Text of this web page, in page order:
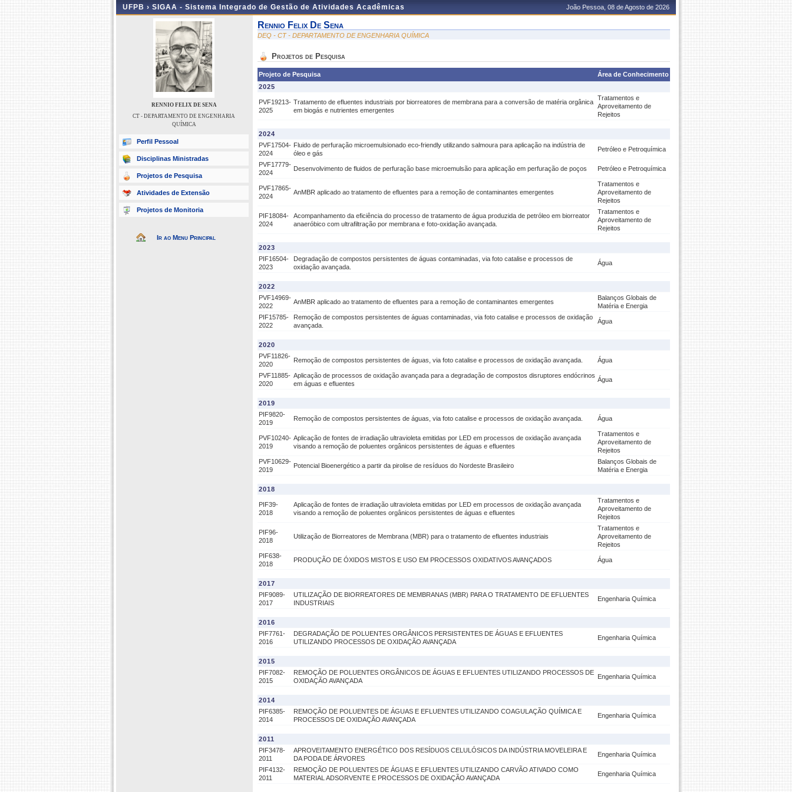
UFPB › SIGAA - Sistema Integrado de Gestão de Atividades Acadêmicas João Pessoa, 08 de Agosto de 2026
RENNIO FELIX DE SENA
CT - DEPARTAMENTO DE ENGENHARIA
QUÍMICA
Perfil Pessoal
Disciplinas Ministradas
Projetos de Pesquisa
Atividades de Extensão
Projetos de Monitoria
Ir ao Menu Principal
Rennio Felix De Sena
DEQ - CT - DEPARTAMENTO DE ENGENHARIA QUÍMICA
Projetos de Pesquisa
Projeto de Pesquisa
Área de Conhecimento
2025
PVF19213-
2025
Tratamento de efluentes industriais por biorreatores de membrana para a conversão de matéria orgânica
em biogás e nutrientes emergentes
Tratamentos e
Aproveitamento de
Rejeitos
2024
PVF17504-
2024
Fluido de perfuração microemulsionado eco-friendly utilizando salmoura para aplicação na indústria de
óleo e gás
Petróleo e Petroquímica
PVF17779-
2024
Desenvolvimento de fluidos de perfuração base microemulsão para aplicação em perfuração de poços Petróleo e Petroquímica
PVF17865-
2024
AnMBR aplicado ao tratamento de efluentes para a remoção de contaminantes emergentes
Tratamentos e
Aproveitamento de
Rejeitos
PIF18084-
2024
Acompanhamento da eficiência do processo de tratamento de água produzida de petróleo em biorreator
anaeróbico com ultrafiltração por membrana e foto-oxidação avançada.
Tratamentos e
Aproveitamento de
Rejeitos
2023
PIF16504-
2023
Degradação de compostos persistentes de águas contaminadas, via foto catalise e processos de
oxidação avançada.
Água
2022
PVF14969-
2022
AnMBR aplicado ao tratamento de efluentes para a remoção de contaminantes emergentes
Balanços Globais de
Matéria e Energia
PIF15785-
2022
Remoção de compostos persistentes de águas contaminadas, via foto catalise e processos de oxidação
avançada.
Água
2020
PVF11826-
2020
Remoção de compostos persistentes de águas, via foto catalise e processos de oxidação avançada. Água
PVF11885-
2020
Aplicação de processos de oxidação avançada para a degradação de compostos disruptores endócrinos
em águas e efluentes
Água
2019
PIF9820-
2019
Remoção de compostos persistentes de águas, via foto catalise e processos de oxidação avançada. Água
PVF10240-
2019
Aplicação de fontes de irradiação ultravioleta emitidas por LED em processos de oxidação avançada
visando a remoção de poluentes orgânicos persistentes de águas e efluentes
Tratamentos e
Aproveitamento de
Rejeitos
PVF10629-
2019
Potencial Bioenergético a partir da pirolise de resíduos do Nordeste Brasileiro
Balanços Globais de
Matéria e Energia
2018
PIF39-
2018
Aplicação de fontes de irradiação ultravioleta emitidas por LED em processos de oxidação avançada
visando a remoção de poluentes orgânicos persistentes de águas e efluentes
Tratamentos e
Aproveitamento de
Rejeitos
PIF96-
2018
Utilização de Biorreatores de Membrana (MBR) para o tratamento de efluentes industriais
Tratamentos e
Aproveitamento de
Rejeitos
PIF638-
2018
PRODUÇÃO DE ÓXIDOS MISTOS E USO EM PROCESSOS OXIDATIVOS AVANÇADOS Água
2017
PIF9089-
2017
UTILIZAÇÃO DE BIORREATORES DE MEMBRANAS (MBR) PARA O TRATAMENTO DE EFLUENTES
INDUSTRIAIS
Engenharia Química
2016
PIF7761-
2016
DEGRADAÇÃO DE POLUENTES ORGÂNICOS PERSISTENTES DE ÁGUAS E EFLUENTES
UTILIZANDO PROCESSOS DE OXIDAÇÃO AVANÇADA
Engenharia Química
2015
PIF7082-
2015
REMOÇÃO DE POLUENTES ORGÂNICOS DE ÁGUAS E EFLUENTES UTILIZANDO PROCESSOS DE
OXIDAÇÃO AVANÇADA
Engenharia Química
2014
PIF6385-
2014
REMOÇÃO DE POLUENTES DE ÁGUAS E EFLUENTES UTILIZANDO COAGULAÇÃO QUÍMICA E
PROCESSOS DE OXIDAÇÃO AVANÇADA
Engenharia Química
2011
PIF3478-
2011
APROVEITAMENTO ENERGÉTICO DOS RESÍDUOS CELULÓSICOS DA INDÚSTRIA MOVELEIRA E
DA PODA DE ÁRVORES
Engenharia Química
PIF4132-
2011
REMOÇÃO DE POLUENTES DE ÁGUAS E EFLUENTES UTILIZANDO CARVÃO ATIVADO COMO
MATERIAL ADSORVENTE E PROCESSOS DE OXIDAÇÃO AVANÇADA
Engenharia Química